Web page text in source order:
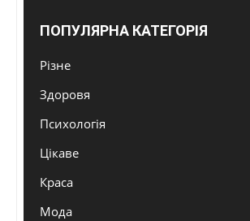
ПОПУЛЯРНА КАТЕГОРІЯ
Різне
Здоровя
Психологія
Цікаве
Краса
Мода